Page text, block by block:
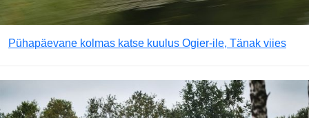
Pühapäevane kolmas katse kuulus Ogier-ile, Tänak viies